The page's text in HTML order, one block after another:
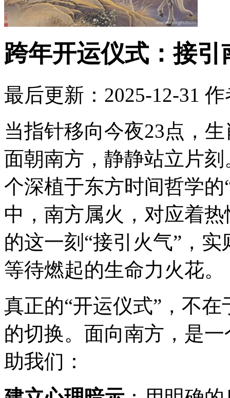
跨年开运仪式：接
最后更新：2025-12-31 作
当指针移向今夜23点，
面朝南方，静静站立片
个深植于东方时间哲学
中，南方属火，对应着
的这一刻“接引火气”，
等待燃起的生命力火花。
真正的“开运仪式”，不
的切换。面向南方，是
助我们：